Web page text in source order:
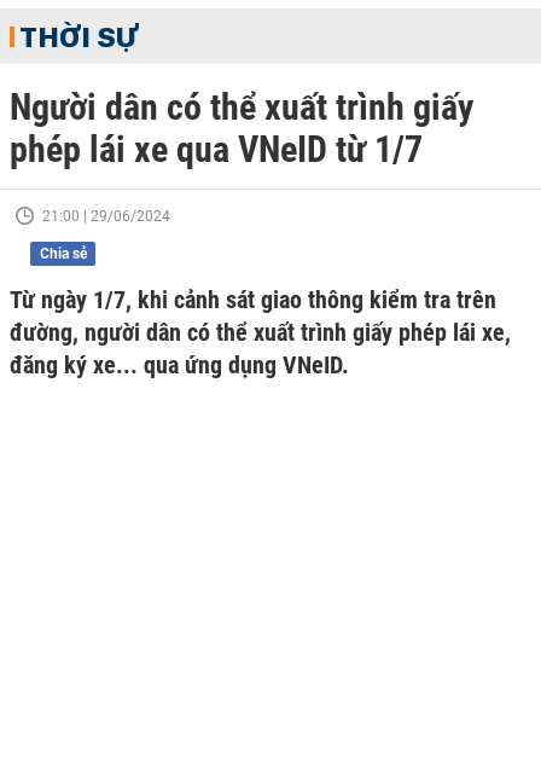
THỜI SỰ
Người dân có thể xuất trình giấy
phép lái xe qua VNeID từ 1/7
21:00 | 29/06/2024
Chia sẻ
Từ ngày 1/7, khi cảnh sát giao thông kiểm tra trên
đường, người dân có thể xuất trình giấy phép lái xe,
đăng ký xe... qua ứng dụng VNeID.